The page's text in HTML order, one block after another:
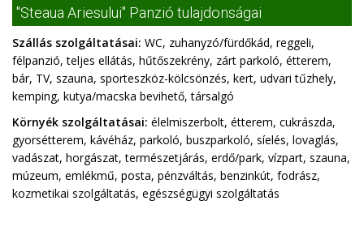
"Steaua Ariesului" Panzió tulajdonságai
Szállás szolgáltatásai: WC, zuhanyzó/fürdőkád, reggeli,
félpanzió, teljes ellátás, hűtőszekrény, zárt parkoló, étterem,
bár, TV, szauna, sporteszköz-kölcsönzés, kert, udvari tűzhely,
kemping, kutya/macska bevihető, társalgó
Környék szolgáltatásai: élelmiszerbolt, étterem, cukrászda,
gyorsétterem, kávéház, parkoló, buszparkoló, síelés, lovaglás,
vadászat, horgászat, természetjárás, erdő/park, vízpart, szauna,
múzeum, emlékmű, posta, pénzváltás, benzinkút, fodrász,
kozmetikai szolgáltatás, egészségügyi szolgáltatás